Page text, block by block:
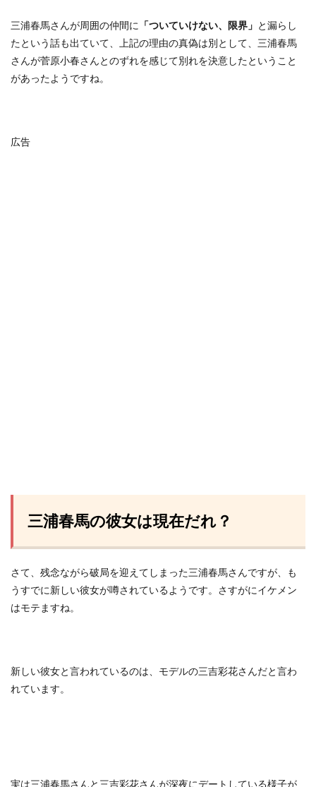
三浦春馬さんが周囲の仲間に 「ついていけない、限界」 と漏らし
たという話も出ていて、上記の理由の真偽は別として、三浦春馬
さんが菅原小春さんとのずれを感じて別れを決意したということ
があったようですね。
広告
三浦春馬の彼女は現在だれ？
さて、残念ながら破局を迎えてしまった三浦春馬さんですが、も
うすでに新しい彼女が噂されているようです。さすがにイケメン
はモテますね。
新しい彼女と言われているのは、モデルの三吉彩花さんだと言わ
れています。
実は三浦春馬さんと三吉彩花さんが深夜にデートしている様子が